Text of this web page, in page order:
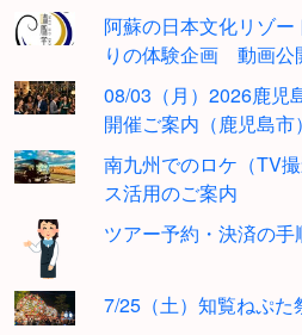
阿蘇の日本文化リゾ
りの体験企画 動画公
08/03（月）2026鹿児
開催ご案内（鹿児島市）
南九州でのロケ（TV
ス活用のご案内
ツアー予約・決済の手
7/25（土）知覧ねぷ